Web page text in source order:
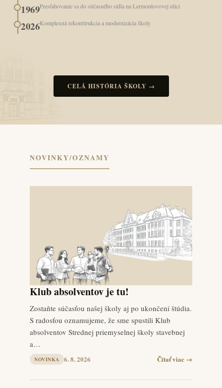
1969Presťahovanie sa do súčasného sídla na Lermontovovej ulici
2026Komplexná rekonštrukcia a modernizácia školy
CELÁ HISTÓRIA ŠKOLY →
NOVINKY/OZNAMY
Klub absolventov je tu!
Zostaňte súčasťou našej školy aj po ukončení štúdia.
S radosťou oznamujeme, že sme spustili Klub
absolventov Strednej priemyselnej školy stavebnej
a…
NOVINKA 6. 8. 2026 Čítať viac →